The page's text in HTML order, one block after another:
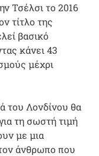
Τσέλσι το 2016
τίτλο της
βασικό
κάνει 43
μέχρι
του Λονδίνου θα
τη σωστή τιμή
με μια
άνθρωπο που